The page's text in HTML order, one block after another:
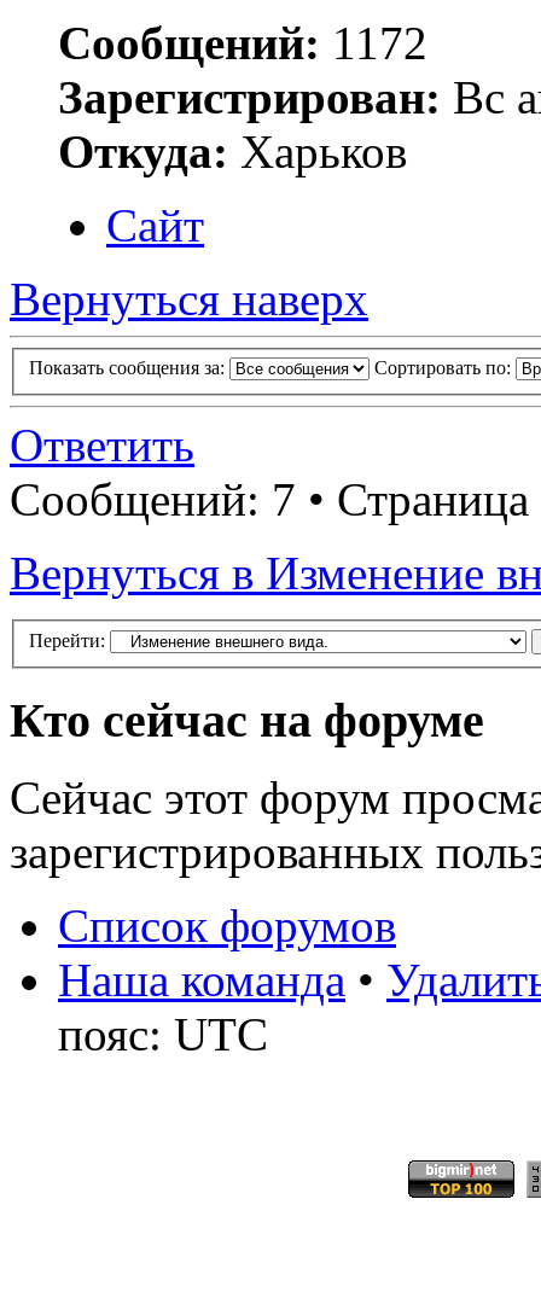
Сообщений: 1172
Зарегистрирован: Вс
Откуда: Харьков
Сайт
Вернуться наверх
Показать сообщения за: Сортировать по:
Ответить
Сообщений: 7 • Страница
Вернуться в Изменение
Перейти:
Кто сейчас на форуме
Сейчас этот форум
зарегистрированных
Список форумов
Наша команда •
пояс: UTC